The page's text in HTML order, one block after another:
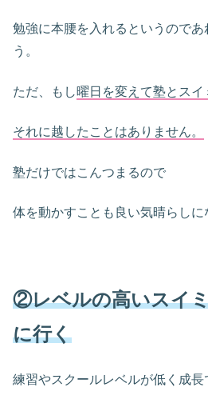
勉強に本腰を入れるというのであ
う。
ただ、もし曜日を変えて塾とス
それに越したことはありません。
塾だけではこんつまるので
体を動かすことも良い気晴らしに
②レベルの高いスイ
に行く
練習やスクールレベルが低く成長